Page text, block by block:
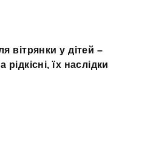
вітрянки у дітей –
їх наслідки